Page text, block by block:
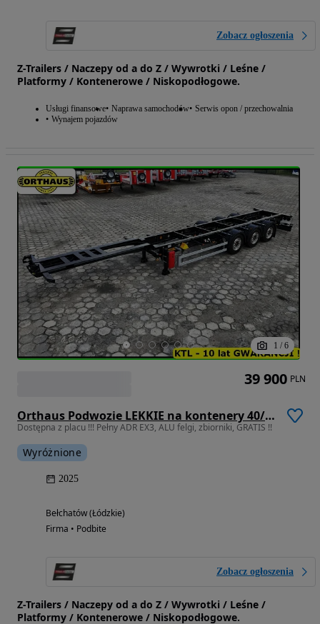
Zobacz ogłoszenia
Z-Trailers / Naczepy od a do Z / Wywrotki / Leśne /
Platformy / Kontenerowe / Niskopodłogowe.
Usługi finansowe Naprawa samochodów Serwis opon / przechowalnia
Wynajem pojazdów
1 / 6
Orthaus Podwozie LEKKIE na kontenery 40/45 Ft HC, pełny ADR EX3 !
Dostępna z placu !!! Pełny ADR EX3, ALU felgi, zbiorniki, GRATIS !!
Wyróżnione
2025
Bełchatów (Łódzkie)
Firma • Podbite
Zobacz ogłoszenia
Z-Trailers / Naczepy od a do Z / Wywrotki / Leśne /
Platformy / Kontenerowe / Niskopodłogowe.
39 900 PLN